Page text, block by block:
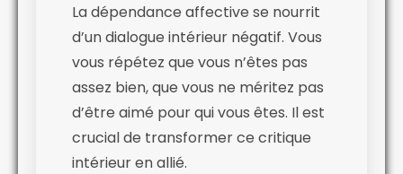
La dépendance affective se nourrit
d’un dialogue intérieur négatif. Vous
vous répétez que vous n’êtes pas
assez bien, que vous ne méritez pas
d’être aimé pour qui vous êtes. Il est
crucial de transformer ce critique
intérieur en allié.